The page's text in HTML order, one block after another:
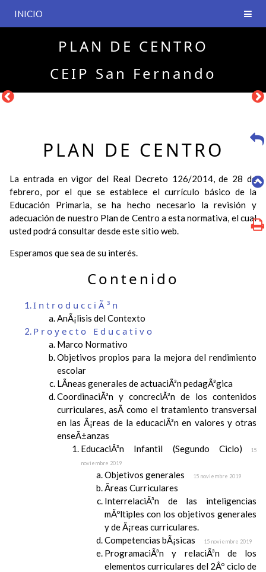
INICIO
PLAN DE CENTRO
CEIP San Fernando
PLAN DE CENTRO
La entrada en vigor del Real Decreto 126/2014, de 28 de
febrero, por el que se establece el currículo básico de la
Educación Primaria, se ha hecho necesario la revisión y
adecuación de nuestro Plan de Centro a esta normativa, el cual
usted podrá consultar desde este sitio web.
Esperamos que sea de su interés.
Contenido
IntroducciÃ³n
AnÃ¡lisis del Contexto
Proyecto Educativo
Marco Normativo
Objetivos propios para la mejora del rendimiento
escolar
LÃ­neas generales de actuaciÃ³n pedagÃ³gica
CoordinaciÃ³n y concreciÃ³n de los contenidos
curriculares, asÃ­ como el tratamiento transversal
en las Ã¡reas de la educaciÃ³n en valores y otras
enseÃ±anzas
EducaciÃ³n Infantil (Segundo Ciclo)
15
noviembre 2019
Objetivos generales 15 noviembre 2019
Ãreas Curriculares
InterrelaciÃ³n de las inteligencias
mÃºltiples con los objetivos generales
y de Ã¡reas curriculares.
Competencias bÃ¡sicas
15 noviembre 2019
ProgramaciÃ³n y relaciÃ³n de los
elementos curriculares del 2Âº ciclo de